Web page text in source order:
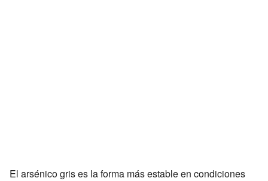
El arsénico gris es la forma más estable en condiciones